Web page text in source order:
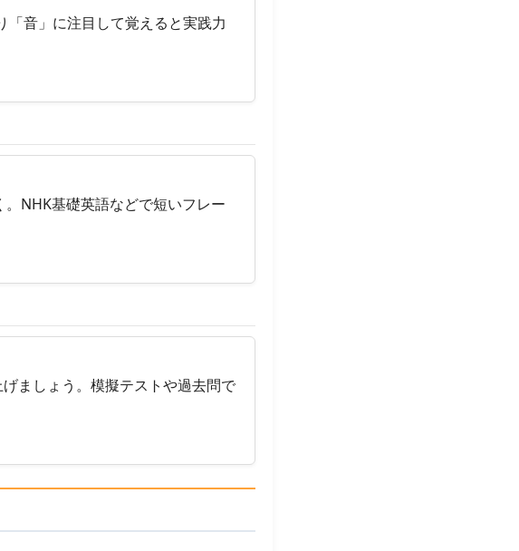
音」に注目して覚えると実践力
NHK基礎英語などで短いフレー
ましょう。模擬テストや過去問で